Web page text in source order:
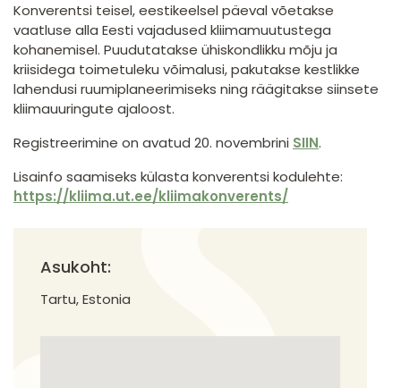
Konverentsi teisel, eestikeelsel päeval võetakse
vaatluse alla Eesti vajadused kliimamuutustega
kohanemisel. Puudutatakse ühiskondlikku mõju ja
kriisidega toimetuleku võimalusi, pakutakse kestlikke
lahendusi ruumiplaneerimiseks ning räägitakse siinsete
kliimauuringute ajaloost.
Registreerimine on avatud 20. novembrini SIIN.
Lisainfo saamiseks külasta konverentsi kodulehte:
https://kliima.ut.ee/kliimakonverents/
Asukoht:
Tartu, Estonia